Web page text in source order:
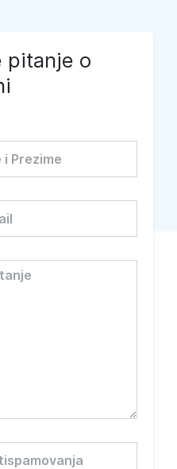
pitanje o